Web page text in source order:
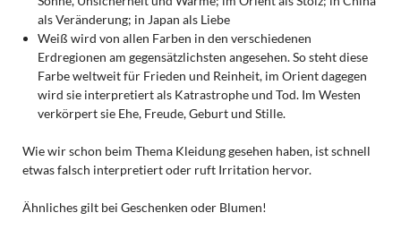
als Veränderung; in Japan als Liebe
Weiß wird von allen Farben in den verschiedenen
Erdregionen am gegensätzlichsten angesehen. So steht diese
Farbe weltweit für Frieden und Reinheit, im Orient dagegen
wird sie interpretiert als Katrastrophe und Tod. Im Westen
verkörpert sie Ehe, Freude, Geburt und Stille.
Wie wir schon beim Thema Kleidung gesehen haben, ist schnell
etwas falsch interpretiert oder ruft Irritation hervor.
Ähnliches gilt bei Geschenken oder Blumen!